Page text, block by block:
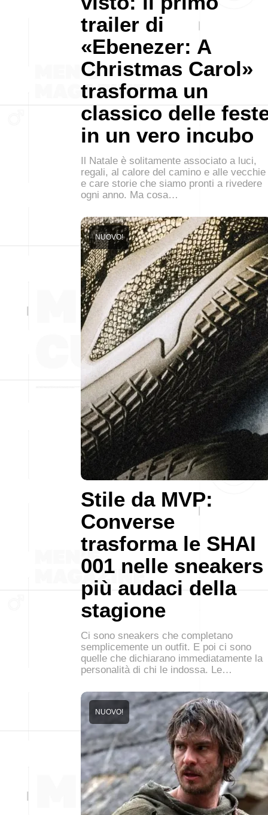
trailer di
«Ebenezer: A
Christmas Carol»
trasforma un
classico delle
in un vero incubo
Il Natale è solitamente associato a luci,
regali, al calore del camino e alle vecchie
e care storie che siamo pronti a rivedere
ogni anno. Ma cosa…
Stile da MVP:
Converse
trasforma le SHAI
001 nelle sneakers
più audaci della
stagione
NUOVO!
Ci sono sneakers che completano
semplicemente un outfit. E poi ci sono
quelle che dichiarano immediatamente la
personalità di chi le indossa. Le…
NUOVO!